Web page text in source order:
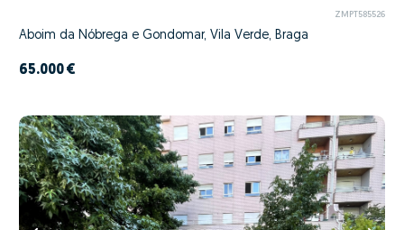
ZMPT585526
Aboim da Nóbrega e Gondomar, Vila Verde, Braga
65.000 €